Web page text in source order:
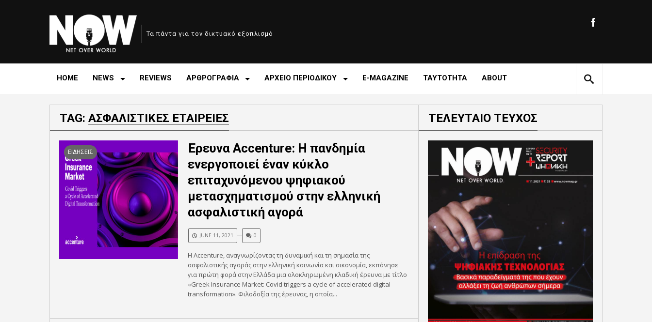
Τα πάντα για τον δικτυακό εξοπλισμό
HOME NEWS REVIEWS ΑΡΘΡΟΓΡΑΦΙΑ ΑΡΧΕΙΟ ΠΕΡΙΟΔΙΚΟΥ E-MAGAZINE ΤΑΥΤΟΤΗΤΑ ABOUT
TAG: ΑΣΦΑΛΙΣΤΙΚΕΣ ΕΤΑΙΡΕΙΕΣ
ΕΙΔΗΣΕΙΣ
Έρευνα Accenture: Η πανδημία
ενεργοποιεί έναν κύκλο
επιταχυνόμενου ψηφιακού
μετασχηματισμού στην ελληνική
ασφαλιστική αγορά
JUNE 11, 2021 0
Η Accenture, αναγνωρίζοντας τη δυναμική και τη σημασία της
ασφαλιστικής αγοράς στην ελληνική κοινωνία και οικονομία, εκπόνησε
για πρώτη φορά στην Ελλάδα μια ολοκληρωμένη κλαδική έρευνα με τίτλο
«Greek Insurance Market: Covid triggers a cycle of accelerated digital
transformation». Φιλοδοξία της έρευνας, η οποία...
ΤΕΛΕΥΤΑΙΟ ΤΕΥΧΟΣ